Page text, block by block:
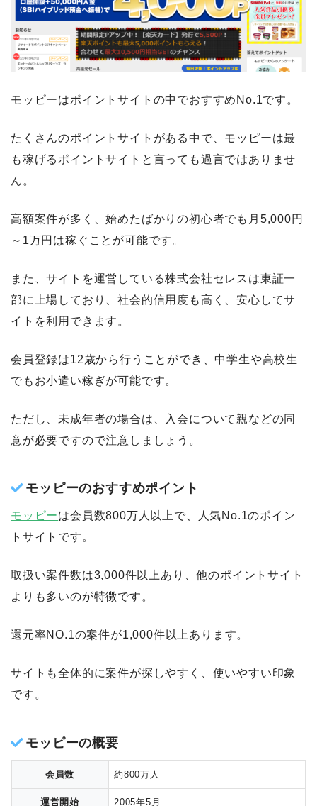
モッピーはポイントサイトの中でおすすめNo.1です。
たくさんのポイントサイトがある中で、モッピーは最
も稼げるポイントサイトと言っても過言ではありませ
ん。
高額案件が多く、始めたばかりの初心者でも月5,000円
～1万円は稼ぐことが可能です。
また、サイトを運営している株式会社セレスは東証一
部に上場しており、社会的信用度も高く、安心してサ
イトを利用できます。
会員登録は12歳から行うことができ、中学生や高校生
でもお小遣い稼ぎが可能です。
ただし、未成年者の場合は、入会について親などの同
意が必要ですので注意しましょう。
モッピーのおすすめポイント
モッピーは会員数800万人以上で、人気No.1のポイン
トサイトです。
取扱い案件数は3,000件以上あり、他のポイントサイト
よりも多いのが特徴です。
還元率NO.1の案件が1,000件以上あります。
サイトも全体的に案件が探しやすく、使いやすい印象
です。
モッピーの概要
会員数 約800万人
運営開始 2005年5月